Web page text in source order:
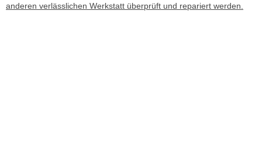
anderen verlässlichen Werkstatt überprüft und repariert werden.